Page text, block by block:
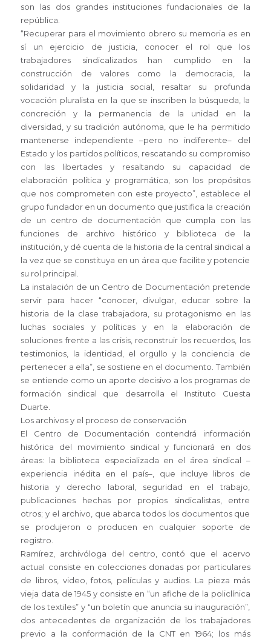
son las dos grandes instituciones fundacionales de la
república.
“Recuperar para el movimiento obrero su memoria es en
sí un ejercicio de justicia, conocer el rol que los
trabajadores sindicalizados han cumplido en la
construcción de valores como la democracia, la
solidaridad y la justicia social, resaltar su profunda
vocación pluralista en la que se inscriben la búsqueda, la
concreción y la permanencia de la unidad en la
diversidad, y su tradición autónoma, que le ha permitido
mantenerse independiente –pero no indiferente– del
Estado y los partidos políticos, rescatando su compromiso
con las libertades y resaltando su capacidad de
elaboración política y programática, son los propósitos
que nos comprometen con este proyecto”, establece el
grupo fundador en un documento que justifica la creación
de un centro de documentación que cumpla con las
funciones de archivo histórico y biblioteca de la
institución, y dé cuenta de la historia de la central sindical a
la vez que se constituya en un área que facilite y potencie
su rol principal.
La instalación de un Centro de Documentación pretende
servir para hacer “conocer, divulgar, educar sobre la
historia de la clase trabajadora, su protagonismo en las
luchas sociales y políticas y en la elaboración de
soluciones frente a las crisis, reconstruir los recuerdos, los
testimonios, la identidad, el orgullo y la conciencia de
pertenecer a ella”, se sostiene en el documento. También
se entiende como un aporte decisivo a los programas de
formación sindical que desarrolla el Instituto Cuesta
Duarte.
Los archivos y el proceso de conservación
El Centro de Documentación contendrá información
histórica del movimiento sindical y funcionará en dos
áreas: la biblioteca especializada en el área sindical –
experiencia inédita en el país–, que incluye libros de
historia y derecho laboral, seguridad en el trabajo,
publicaciones hechas por propios sindicalistas, entre
otros; y el archivo, que abarca todos los documentos que
se produjeron o producen en cualquier soporte de
registro.
Ramírez, archivóloga del centro, contó que el acervo
actual consiste en colecciones donadas por particulares
de libros, video, fotos, películas y audios. La pieza más
vieja data de 1945 y consiste en “un afiche de la policlínica
de los textiles” y “un boletín que anuncia su inauguración”,
dos antecedentes de organización de los trabajadores
previo a la conformación de la CNT en 1964; los más